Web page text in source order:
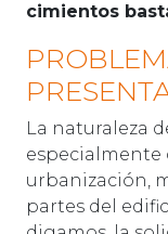
cimientos
La naturaleza
especialmente
urbanización,
partes del